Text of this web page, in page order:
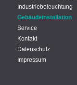
Industriebeleuchtung
Gebäudeinstallation
Service
Kontakt
Datenschutz
Impressum